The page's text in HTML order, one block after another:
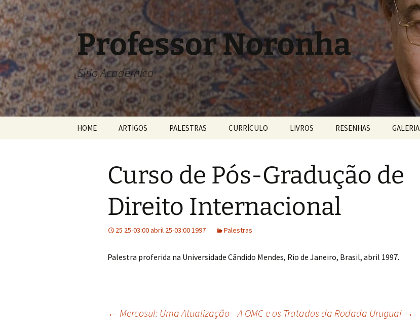
Pular
para
o
conteúdo
Professor Noronha
Sítio Acadêmico
HOME ARTIGOS PALESTRAS CURRÍCULO LIVROS RESENHAS GALERIA
Curso de Pós-Gradução de
Direito Internacional
25 25-03:00 abril 25-03:00 1997 Palestras
Palestra proferida na Universidade Cândido Mendes, Rio de Janeiro, Brasil, abril 1997.
Navegação
← Mercosul: Uma Atualização A OMC e os Tratados da Rodada Uruguai →